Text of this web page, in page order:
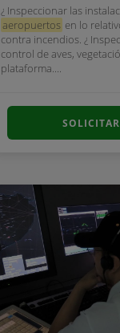
¿ Inspeccionar las
aeropuertos en lo
contra incendios. ¿
control de aves,
plataforma....